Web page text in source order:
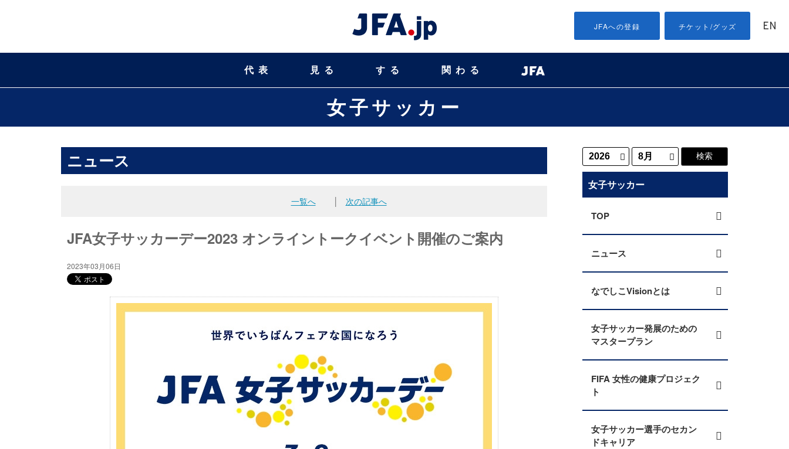
JFAへの登録 チケット/グッズ EN
代表 見る する 関わる
女子サッカー
ニュース
一覧へ 次の記事へ
JFA女子サッカーデー2023 オンライントークイベント開催のご案内
2023年03月06日
女子サッカー
TOP
ニュース
なでしこVisionとは
女子サッカー発展のための
マスタープラン
FIFA 女性の健康プロジェク
ト
女子サッカー選手のセカン
ドキャリア